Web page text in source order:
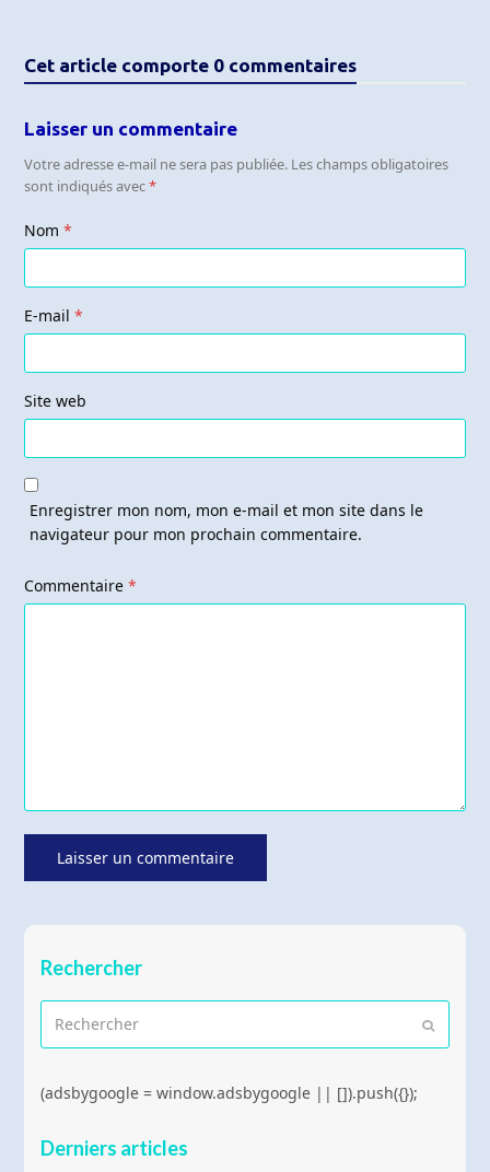
Cet article comporte 0 commentaires
Laisser un commentaire
Votre adresse e-mail ne sera pas publiée. Les champs obligatoires
sont indiqués avec*
Nom*
E-mail*
Site web
Enregistrer mon nom, mon e-mail et mon site dans le
navigateur pour mon prochain commentaire.
Commentaire*
Rechercher
Envoyer
(adsbygoogle = window.adsbygoogle || []).push({});
Derniers articles